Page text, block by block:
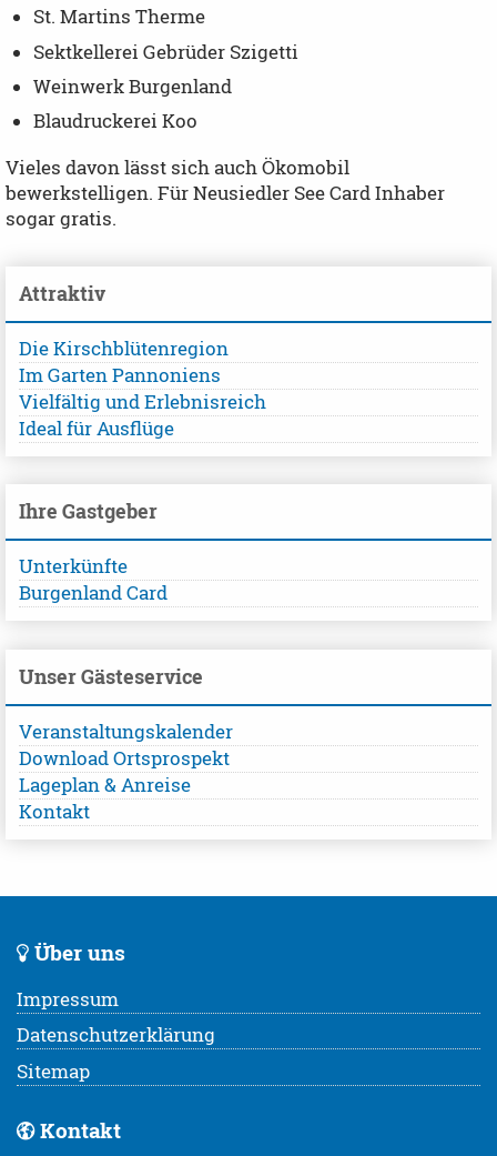
St. Martins Therme
Sektkellerei Gebrüder Szigetti
Weinwerk Burgenland
Blaudruckerei Koo
Vieles davon lässt sich auch Ökomobil
bewerkstelligen. Für Neusiedler See Card Inhaber
sogar gratis.
Attraktiv
Die Kirschblütenregion
Im Garten Pannoniens
Vielfältig und Erlebnisreich
Ideal für Ausflüge
Ihre Gastgeber
Unterkünfte
Burgenland Card
Unser Gästeservice
Veranstaltungskalender
Download Ortsprospekt
Lageplan & Anreise
Kontakt
Über uns
Impressum
Datenschutzerklärung
Sitemap
Kontakt